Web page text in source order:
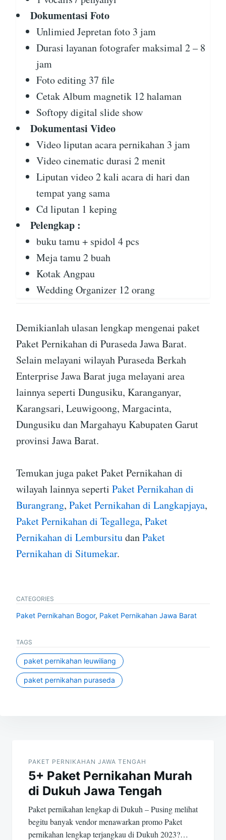
Dokumentasi Foto
Unlimied Jepretan foto 3 jam
Durasi layanan fotografer maksimal 2 – 8
jam
Foto editing 37 file
Cetak Album magnetik 12 halaman
Softopy digital slide show
Dokumentasi Video
Video liputan acara pernikahan 3 jam
Video cinematic durasi 2 menit
Liputan video 2 kali acara di hari dan
tempat yang sama
Cd liputan 1 keping
Pelengkap :
buku tamu + spidol 4 pcs
Meja tamu 2 buah
Kotak Angpau
Wedding Organizer 12 orang
Demikianlah ulasan lengkap mengenai paket
Paket Pernikahan di Puraseda Jawa Barat.
Selain melayani wilayah Puraseda Berkah
Enterprise Jawa Barat juga melayani area
lainnya seperti Dungusiku, Karanganyar,
Karangsari, Leuwigoong, Margacinta,
Dungusiku dan Margahayu Kabupaten Garut
provinsi Jawa Barat.
Temukan juga paket Paket Pernikahan di
wilayah lainnya seperti Paket Pernikahan di
Burangrang, Paket Pernikahan di Langkapjaya,
Paket Pernikahan di Tegallega, Paket
Pernikahan di LembursitudanPaket
Pernikahan di Situmekar.
CATEGORIES
Paket Pernikahan Bogor, Paket Pernikahan Jawa Barat
TAGS
paket pernikahan leuwiliang
paket pernikahan puraseda
navigation
PAKET PERNIKAHAN JAWA TENGAH
5+ Paket Pernikahan Murah
di Dukuh Jawa Tengah
Paket pernikahan lengkap di Dukuh – Pusing melihat
begitu banyak vendor menawarkan promo Paket
pernikahan lengkap terjangkau di Dukuh 2023?…